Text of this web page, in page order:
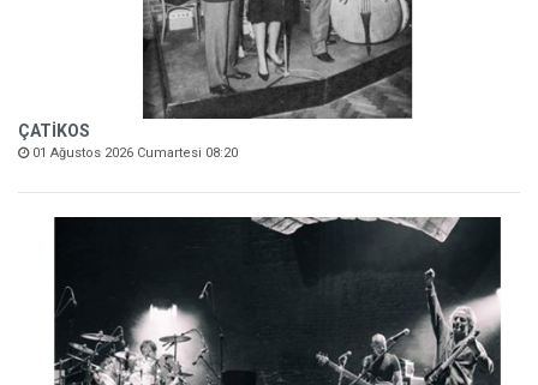
ÇATİKOS
01 Ağustos 2026 Cumartesi 08:20